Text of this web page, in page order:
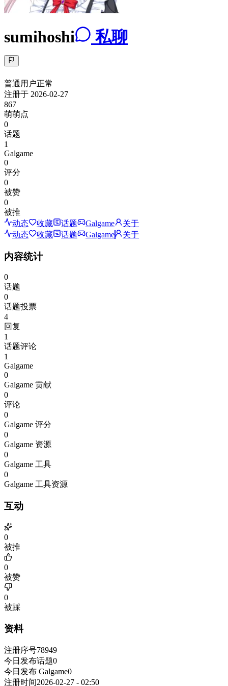
sumihoshi 私聊
普通用户正常
注册于 2026-02-27
867
萌萌点
0
话题
1
Galgame
0
评分
0
被赞
0
被推
动态
收藏 话题 Galgame
关于
动态
收藏 话题 Galgame 关于
内容统计
0
话题
0
话题投票
4
回复
1
话题评论
1
Galgame
0
Galgame 贡献
0
评论
0
Galgame 评分
0
Galgame 资源
0
Galgame 工具
0
Galgame 工具资源
互动
0
被推
0
被赞
0
被踩
资料
注册序号78949
今日发布话题0
今日发布 Galgame0
注册时间2026-02-27 - 02:50